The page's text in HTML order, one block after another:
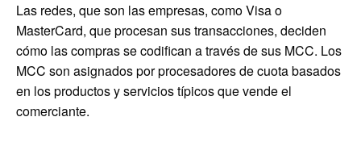
Las redes, que son las empresas, como Visa o
MasterCard, que procesan sus transacciones, deciden
cómo las compras se codifican a través de sus MCC. Los
MCC son asignados por procesadores de cuota basados ​​
en los productos y servicios típicos que vende el
comerciante.